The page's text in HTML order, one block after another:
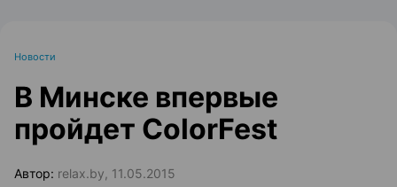
Новости
В Минске впервые
пройдет ColorFest
Автор: relax.by, 11.05.2015